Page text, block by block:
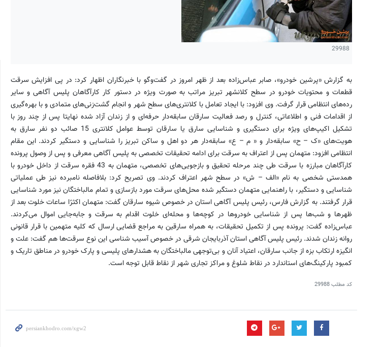
29988
به گزارش «پرشین خودرو»، صابر عباس‌زاده بعد از ظهر امروز در گفت‌وگو با خبرنگاران اظهار کرد: در پی افزایش سرقت
قطعات و محتویات خودرو در سطح کلانشهر تبریز مراتب به صورت ویژه در دستور کار کارآگاهان پلیس آگاهی و سایر
رده‌های انتظامی قرار گرفت. وی افزود: با ایجاد تعامل با کلانتری‌های سطح شهر و انجام گشت‌زنی‌های متمادی و با بهره‌گیری
از اقدامات فنی و اطلاعاتی، کنترل و رصد فعالیت سارقان سابقه‌دار حرفه‌ای و از زندان آزاد شده نهایتا پس از چند روز با
تشکیل اکیپ‌های ویژه برای دستگیری و شناسایی سارق یا سارقان توسط عوامل کلانتری 15 صائب دو نفر سارق به
هویت‌های «ک – ح» سابقه‌دار و « م – ع» سابقه‌دار هر دو اهل و ساکن تبریز را شناسایی و دستگیر کردند. این مقام
انتظامی افزود: متهمان پس از اعتراف به سرقت برای ادامه تحقیقات تخصصی به پلیس آگاهی معرفی و پس از وصول پرونده
کارآگاهان مبارزه با سرقت طی چند مرحله تحقیق و بازجویی‌های تخصصی، متهمان به 43 فقره سرقت از داخل خودرو با
همدستی شخصی به نام «الف – ش» در سطح شهر اعتراف کردند. وی تصریح کرد: بلافاصله نامبرده نیز طی عملیاتی
شناسایی و دستگیر، با راهنمایی متهمان دستگیر شده محل‌های سرقت مورد بازسازی و تمام مالباختگان نیز مورد شناسایی
قرار گرفتند. به گزارش فارس، رئیس پلیس آگاهی استان در خصوص شیوه سارقان گفت: متهمان اکثرًا ساعات خلوت بعد از
ظهرها و شب‌ها پس از شناسایی خودروها در کوچه‌ها و محله‌ای خلوت اقدام به سرقت و جابه‌جایی اموال می‌کردند.
عباس‌زاده گفت: پرونده پس از تکمیل تحقیقات، به همراه سارقین به مراجع قضایی ارسال که کلیه متهمین با قرار قانونی
روانه زندان شدند. رئیس پلیس آگاهی استان آذربایجان شرقی در خصوص آسیب شناسی این نوع سرقت‌ها هم گفت: علت و
انگیزه ارتکاب بزه از جانب سارقان، اعتیاد آنان و بی‌توجهی مالباختگان به هشدارهای پلیسی و پارک خودرو در مناطق تاریک و
کمبود پارکینگ‌های استاندارد در نقاط شلوغ و مراکز تجاری شهر از نقاط قابل توجه است.
کد مطلب29988